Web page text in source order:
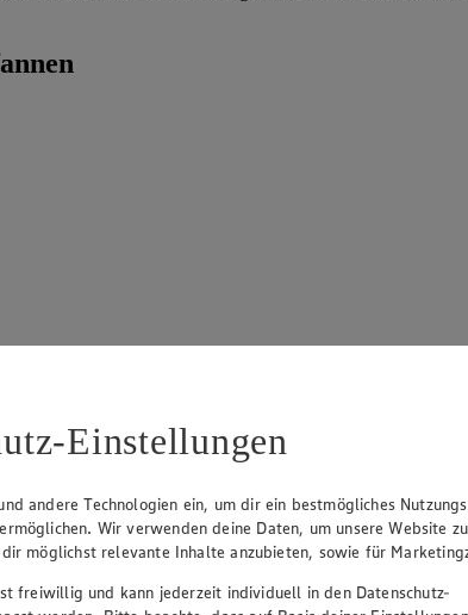
Einstellungen
andere Technologien ein, um dir ein bestmögliches
Wir verwenden deine Daten, um unsere Website zu
möglichst relevante Inhalte anzubieten, sowie für
freiwillig und kann jederzeit individuell in den Datenschutz-